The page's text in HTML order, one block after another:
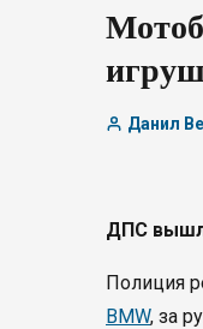
Данил
ДПС
Полиция
BMW, за